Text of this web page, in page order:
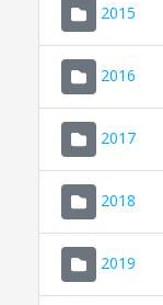
2015
2016
2017
2018
2019